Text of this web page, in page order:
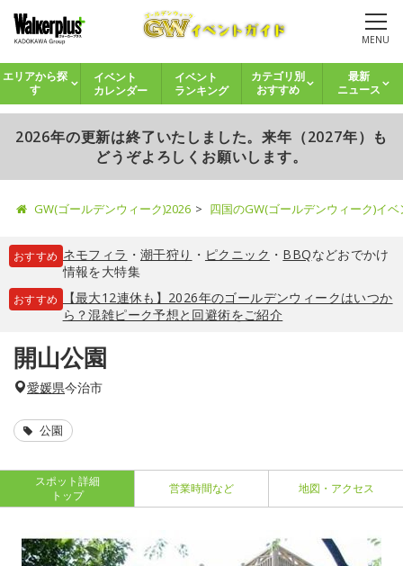
MENU
エリアから探
す
イベント
カレンダー
イベント
ランキング
カテゴリ別
おすすめ
最新
ニュース
2026年の更新は終了いたしました。来年（2027年）も
どうぞよろしくお願いします。
GW(ゴールデンウィーク)2026 四国のGW(ゴールデンウィーク)イ
おすすめ ネモフィラ ・ 潮干狩り ・ ピクニック ・ BBQなどおでかけ
情報を大特集
おすすめ
【最大12連休も】2026年のゴールデンウィークはいつか
ら？混雑ピーク予想と回避術をご紹介
開山公園
愛媛県今治市
公園
スポット詳細
トップ
営業時間など 地図・アクセス